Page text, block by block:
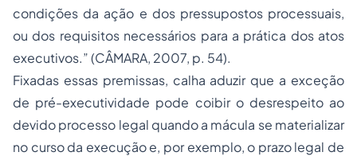
condições da ação e dos pressupostos processuais,
ou dos requisitos necessários para a prática dos atos
executivos.” (CÂMARA, 2007, p. 54).
Fixadas essas premissas, calha aduzir que a exceção
de pré-executividade pode coibir o desrespeito ao
devido processo legal quando a mácula se materializar
no curso da execução e, por exemplo, o prazo legal de